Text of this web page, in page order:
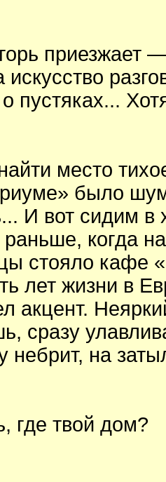
приезжает
искусство
пустяках...
место
было
И вот сидим в
когда
стояло кафе
лет жизни в
акцент.
сразу
небрит, на
где твой дом?